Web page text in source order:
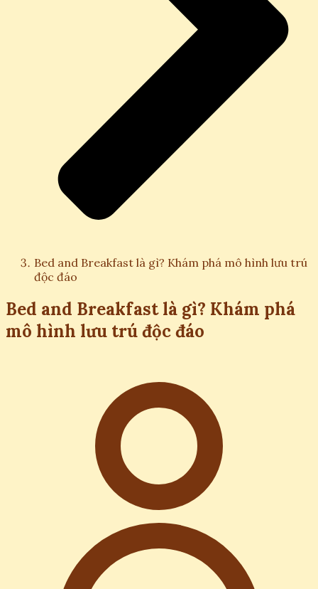
Bed and Breakfast là gì? Khám phá mô hình lưu trú
độc đáo
Bed and Breakfast là gì? Khám phá
mô hình lưu trú độc đáo